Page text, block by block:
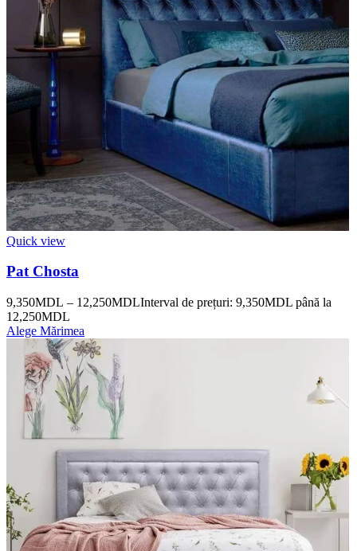
Quick view
Pat Chosta
9,350MDL – 12,250MDLInterval de prețuri: 9,350MDL până la
12,250MDL
Alege Mărimea